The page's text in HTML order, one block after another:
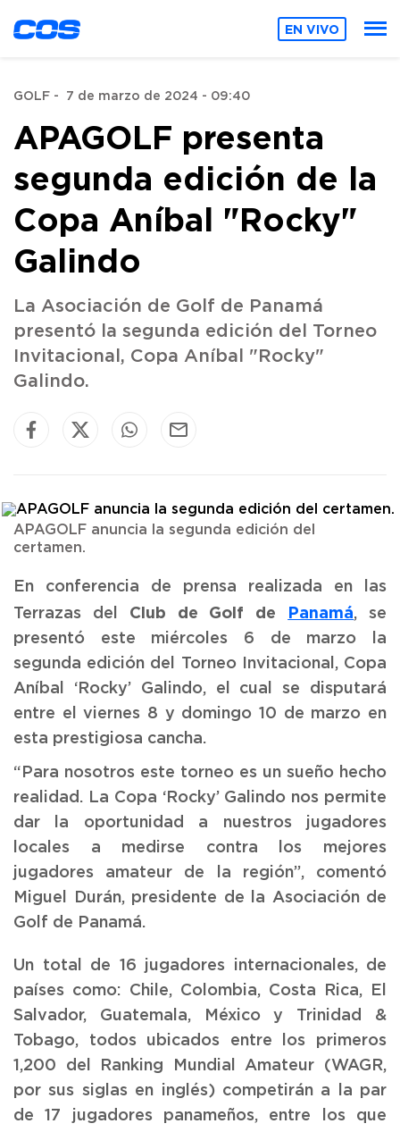
EN VIVO
GOLF - 7 de marzo de 2024 - 09:40
APAGOLF presenta
segunda edición de la
Copa Aníbal "Rocky"
Galindo
La Asociación de Golf de Panamá
presentó la segunda edición del Torneo
Invitacional, Copa Aníbal "Rocky"
Galindo.
APAGOLF anuncia la segunda edición del
certamen.
En conferencia de prensa realizada en las
Terrazas del Club de Golf de Panamá, se
presentó este miércoles 6 de marzo la
segunda edición del Torneo Invitacional, Copa
Aníbal ‘Rocky’ Galindo, el cual se disputará
entre el viernes 8 y domingo 10 de marzo en
esta prestigiosa cancha.
“Para nosotros este torneo es un sueño hecho
realidad. La Copa ‘Rocky’ Galindo nos permite
dar la oportunidad a nuestros jugadores
locales a medirse contra los mejores
jugadores amateur de la región”, comentó
Miguel Durán, presidente de la Asociación de
Golf de Panamá.
Un total de 16 jugadores internacionales, de
países como: Chile, Colombia, Costa Rica, El
Salvador, Guatemala, México y Trinidad &
Tobago, todos ubicados entre los primeros
1,200 del Ranking Mundial Amateur (WAGR,
por sus siglas en inglés) competirán a la par
de 17 jugadores panameños, entre los que